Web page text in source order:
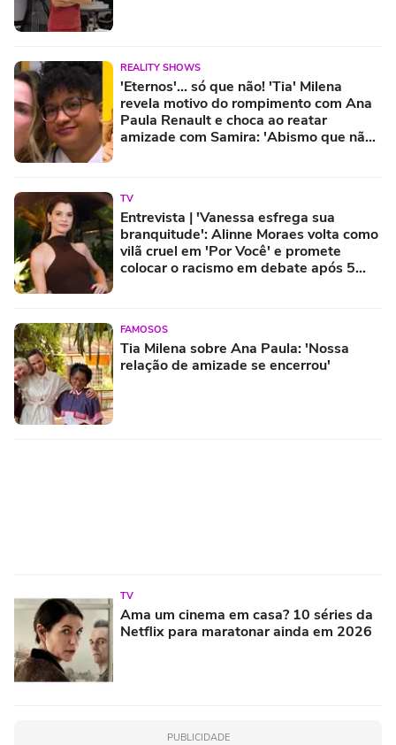
REALITY SHOWS
'Eternos'... só que não! 'Tia' Milena
revela motivo do rompimento com Ana
Paula Renault e choca ao reatar
amizade com Samira: 'Abismo que não
TV
Entrevista | 'Vanessa esfrega sua
branquitude': Alinne Moraes volta como
vilã cruel em 'Por Você' e promete
colocar o racismo em debate após 5
FAMOSOS
Tia Milena sobre Ana Paula: 'Nossa
relação de amizade se encerrou'
TV
Ama um cinema em casa? 10 séries da
Netflix para maratonar ainda em 2026
PUBLICIDADE